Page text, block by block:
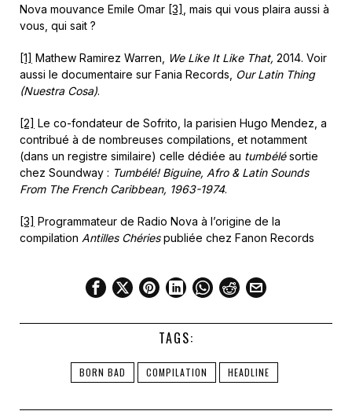
Nova mouvance Emile Omar [3]
, mais qui vous plaira aussi à
vous, qui sait ?
[1] Mathew Ramirez Warren, We Like It Like That, 2014. Voir
aussi le documentaire sur Fania Records,
Our Latin Thing
(Nuestra Cosa).
[2] Le co-fondateur de Sofrito, la parisien Hugo Mendez, a
contribué à de nombreuses compilations, et notamment
(dans un registre similaire) celle dédiée au tumbélésortie
chez Soundway : Tumbélé! Biguine, Afro & Latin Sounds
From The French Caribbean, 1963-1974.
[3] Programmateur de Radio Nova à l’origine de la
compilation Antilles Chériespubliée chez Fanon Records
TAGS:
BORN BAD COMPILATION HEADLINE